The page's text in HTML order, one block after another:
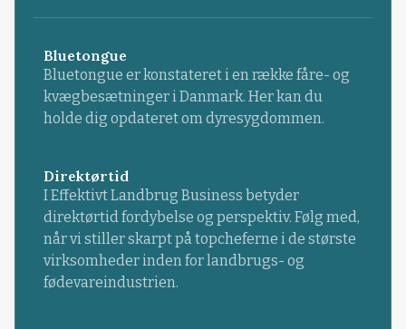
Bluetongue
Bluetongue er konstateret i en række fåre- og
kvægbesætninger i Danmark. Her kan du
holde dig opdateret om dyresygdommen.
Direktørtid
I Effektivt Landbrug Business betyder
direktørtid fordybelse og perspektiv. Følg med,
når vi stiller skarpt på topcheferne i de største
virksomheder inden for landbrugs- og
fødevareindustrien.